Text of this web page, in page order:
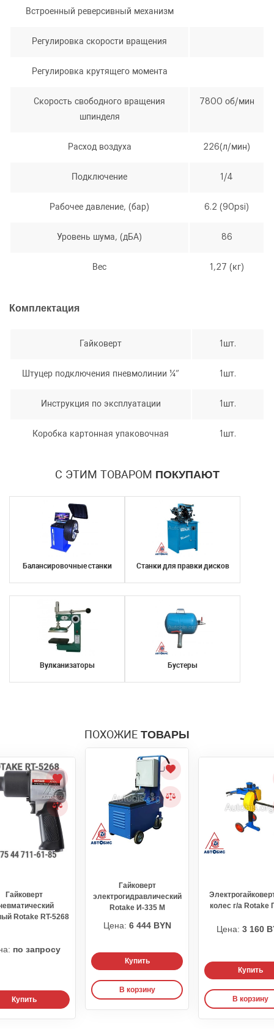
Встроенный реверсивный механизм
Регулировка скорости вращения
Регулировка крутящего момента
Скорость свободного вращения
шпинделя
7800 об/мин
Расход воздуха 226(л/мин)
Подключение 1/4
Рабочее давление, (бар) 6.2 (90psi)
Уровень шума, (дБА) 86
Вес 1,27 (кг)
Комплектация
Гайковерт 1шт.
Штуцер подключения пневмолинии ¼” 1шт.
Инструкция по эксплуатации 1шт.
Коробка картонная упаковочная 1шт.
С ЭТИМ ТОВАРОМ ПОКУПАЮТ
Балансировочные станки Станки для правки дисков
Вулканизаторы Бустеры
ПОХОЖИЕ ТОВАРЫ
Гайковерт
Rotake RT-5268
по запросу
Купить
Гайковерт
электрогидравлический
Rotake И-335 М
Цена: 6 444 BYN
Купить
В корзину
колес г/а Rotake
Цена: 3 160
Купить
В корзину
Уменьшить
еденицу
+Увеличить
еденицу
Я согласен с условиями
персональных данных